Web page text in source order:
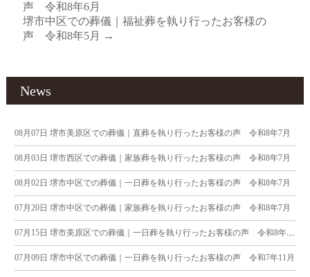
声 令和8年6月
堺市中区での葬儀｜福祉葬を執り行ったお客様の
声 令和8年5月
→
News
08月07日 堺市美原区での葬儀｜直葬を執り行ったお客様の声 令和8年7月
08月03日 堺市西区での葬儀｜家族葬を執り行ったお客様の声 令和8年7月
08月02日 堺市中区での葬儀｜一日葬を執り行ったお客様の声 令和8年7月
07月20日 堺市中区での葬儀｜家族葬を執り行ったお客様の声 令和8年7月
07月15日 堺市美原区での葬儀｜一日葬を執り行ったお客様の声 令和8年7月
07月09日 堺市中区での葬儀｜一日葬を執り行ったお客様の声 令和7年11月